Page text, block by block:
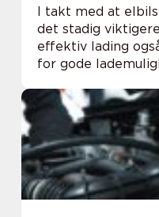
I takt med at
det stadig
effektiv lading
for gode
praktisk hverdag